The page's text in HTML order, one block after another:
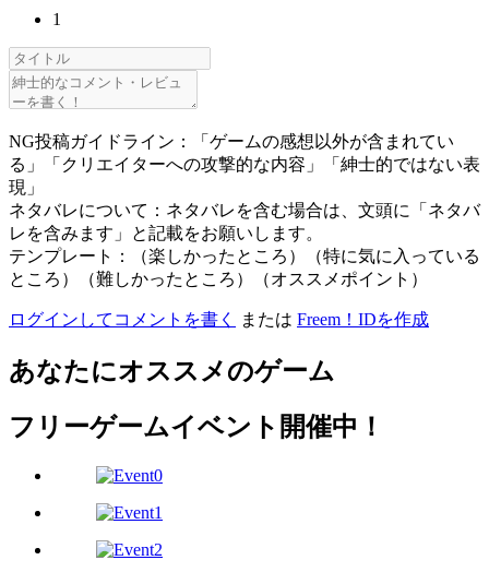
1
NG投稿ガイドライン：「ゲームの感想以外が含まれてい
る」「クリエイターへの攻撃的な内容」「紳士的ではない表
現」
ネタバレについて：ネタバレを含む場合は、文頭に「ネタバ
レを含みます」と記載をお願いします。
テンプレート：（楽しかったところ）（特に気に入っている
ところ）（難しかったところ）（オススメポイント）
ログインしてコメントを書く または Freem！IDを作成
あなたにオススメのゲーム
フリーゲームイベント開催中！